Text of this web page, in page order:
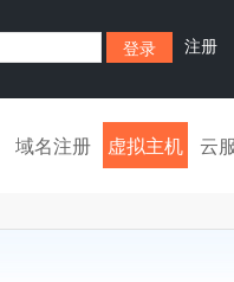
注册
域名注册 虚拟主机 云